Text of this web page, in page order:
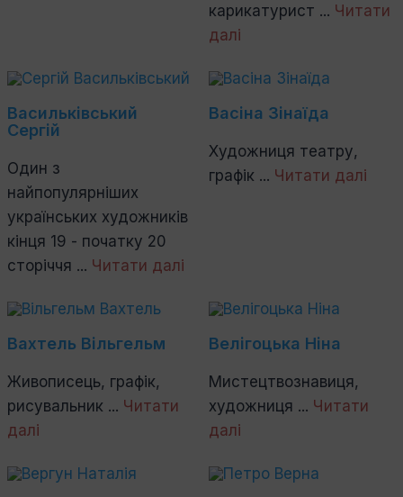
карикатурист ... Читати
далі
Васильківський
Сергій
Один з
найпопулярніших
українських художників
кінця 19 - початку 20
сторіччя ... Читати далі
Васіна Зінаїда
Художниця театру,
графік ... Читати далі
Вахтель Вільгельм
Живописець, графік,
рисувальник ... Читати
далі
Велігоцька Ніна
Мистецтвознавиця,
художниця ... Читати
далі